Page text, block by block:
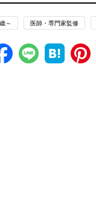
って遊ぶ長男と二男。
～ 医師・専門家監修